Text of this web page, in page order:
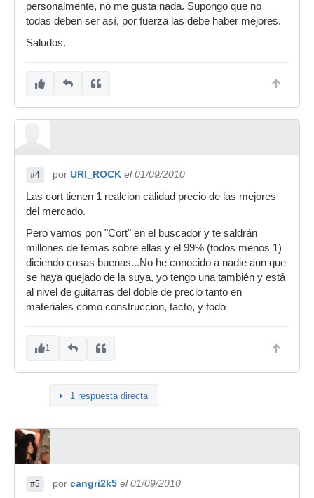
personalmente, no me gusta nada. Supongo que no
todas deben ser así, por fuerza las debe haber mejores.
Saludos.
#4 por URI_ROCK el 01/09/2010
Las cort tienen 1 realcion calidad precio de las mejores
del mercado.
Pero vamos pon "Cort" en el buscador y te saldrán
millones de temas sobre ellas y el 99% (todos menos 1)
diciendo cosas buenas...No he conocido a nadie aun que
se haya quejado de la suya, yo tengo una también y está
al nivel de guitarras del doble de precio tanto en
materiales como construccion, tacto, y todo
1
1 respuesta directa
#5 por cangri2k5 el 01/09/2010